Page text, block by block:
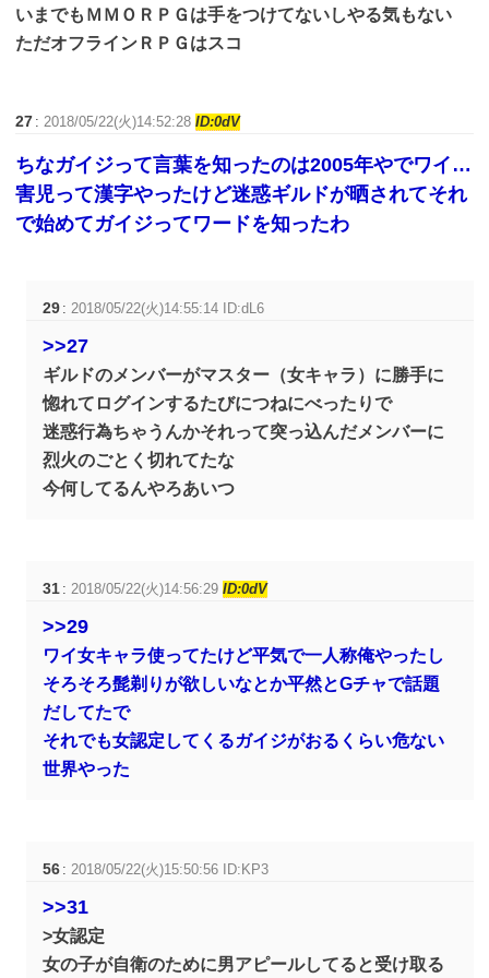
いまでもＭＭＯＲＰＧは手をつけてないしやる気もない
ただオフラインＲＰＧはスコ
27 : 2018/05/22(火)14:52:28ID:0dV
ちなガイジって言葉を知ったのは2005年やでワイ…
害児って漢字やったけど迷惑ギルドが晒されてそれ
で始めてガイジってワードを知ったわ
29 : 2018/05/22(火)14:55:14 ID:dL6
>>27
ギルドのメンバーがマスター（女キャラ）に勝手に
惚れてログインするたびにつねにべったりで
迷惑行為ちゃうんかそれって突っ込んだメンバーに
烈火のごとく切れてたな
今何してるんやろあいつ
31 : 2018/05/22(火)14:56:29ID:0dV
>>29
ワイ女キャラ使ってたけど平気で一人称俺やったし
そろそろ髭剃りが欲しいなとか平然とGチャで話題
だしてたで
それでも女認定してくるガイジがおるくらい危ない
世界やった
56 :2018/05/22(火)15:50:56 ID:KP3
>>31
>女認定
女の子が自衛のために男アピールしてると受け取る